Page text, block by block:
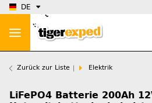
DE
Zurück zur Liste Elektrik
LiFePO4 Batterie 200Ah